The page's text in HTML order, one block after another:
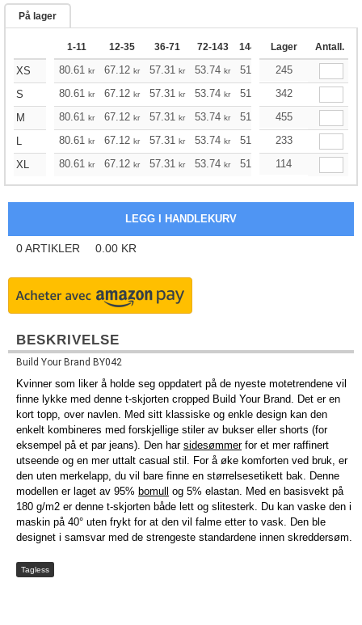
På lager
1-11 12-35 36-71 72-143 144-287 288 + Mer
Lager Antall.
XS 80.61 kr 67.12 kr 57.31 kr 53.74 kr 51.07 50.62
245
S
80.61 kr 67.12 kr 57.31 kr 53.74 kr 51.07 50.62
342
M
80.61 kr 67.12 kr 57.31 kr 53.74 kr 51.07 50.62
455
L
80.61 kr 67.12 kr 57.31 kr 53.74 kr 51.07 50.62
233
XL
80.61 kr 67.12 kr 57.31 kr 53.74 kr 51.07 50.62
114
0ARTIKLER 0.00 KR
BESKRIVELSE
Build Your Brand BY042
Kvinner som liker å holde seg oppdatert på de nyeste motetrendene vil
finne lykke med denne t-skjorten cropped Build Your Brand. Det er en
kort topp, over navlen. Med sitt klassiske og enkle design kan den
enkelt kombineres med forskjellige stiler av bukser eller shorts (for
eksempel på et par jeans). Den har sidesømmerfor et mer raffinert
utseende og en mer uttalt casual stil. For å øke komforten ved bruk, er
den uten merkelapp, du vil bare finne en størrelsesetikett bak. Denne
modellen er laget av 95% bomull
og 5% elastan. Med en basisvekt på
180 g/m2 er denne t-skjorten både lett og slitesterk. Du kan vaske den i
maskin på 40° uten frykt for at den vil falme etter to vask. Den ble
designet i samsvar med de strengeste standardene innen skreddersøm.
Tagless